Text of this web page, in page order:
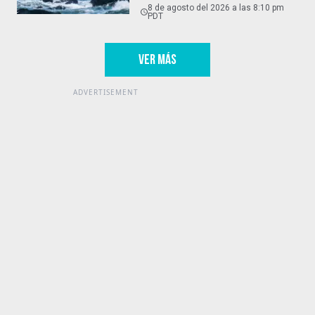
8 de agosto del 2026 a las 8:10 pm
PDT
VER MÁS